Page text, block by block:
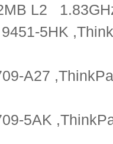
L2
5HK
A27
5AK